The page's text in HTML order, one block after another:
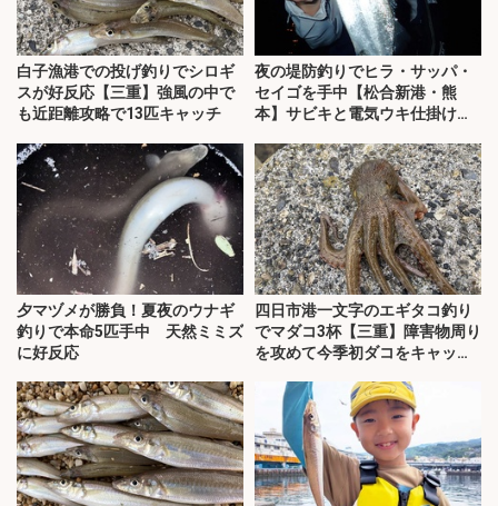
白子漁港での投げ釣りでシロギ
スが好反応【三重】強風の中で
も近距離攻略で13匹キャッチ
夜の堤防釣りでヒラ・サッパ・
セイゴを手中【松合新港・熊
本】サビキと電気ウキ仕掛けで
夕マヅメが勝負！夏夜のウナギ
釣りで本命5匹手中 天然ミミズ
に好反応
四日市港一文字のエギタコ釣り
でマダコ3杯【三重】障害物周り
を攻めて今季初ダコをキャッ